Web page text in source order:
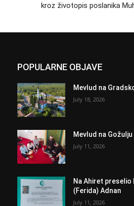
kroz životopis poslanika
POPULARNE OBJAVE
Mevlud na
July 18, 2026
Mevlud na Gožulju
July 11, 2026
Na Ahiret preselio
(Ferida) Adnan
July 11, 2026